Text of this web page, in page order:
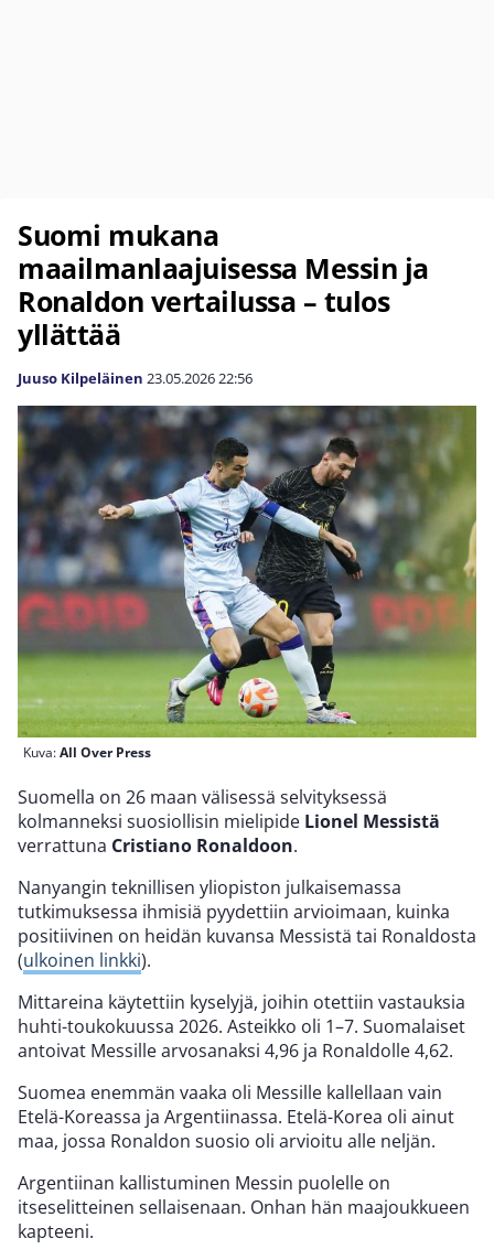
Suomi mukana
maailmanlaajuisessa Messin ja
Ronaldon vertailussa – tulos
yllättää
Juuso Kilpeläinen 23.05.202622:56
Kuva:All Over Press
Suomella on 26 maan välisessä selvityksessä
kolmanneksi suosiollisin mielipide Lionel Messistä
verrattuna Cristiano Ronaldoon.
Nanyangin teknillisen yliopiston julkaisemassa
tutkimuksessa ihmisiä pyydettiin arvioimaan, kuinka
positiivinen on heidän kuvansa Messistä tai Ronaldosta
(ulkoinen linkki).
Mittareina käytettiin kyselyjä, joihin otettiin vastauksia
huhti-toukokuussa 2026. Asteikko oli 1–7. Suomalaiset
antoivat Messille arvosanaksi 4,96 ja Ronaldolle 4,62.
Suomea enemmän vaaka oli Messille kallellaan vain
Etelä-Koreassa ja Argentiinassa. Etelä-Korea oli ainut
maa, jossa Ronaldon suosio oli arvioitu alle neljän.
Argentiinan kallistuminen Messin puolelle on
itseselitteinen sellaisenaan. Onhan hän maajoukkueen
kapteeni.